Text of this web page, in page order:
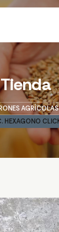
Tienda
AGRÍCOLAS
HEXAGONO